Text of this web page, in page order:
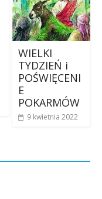
WIELKI
TYDZIEŃ i
POŚWIĘCENI
E
POKARMÓW
9 kwietnia 2022